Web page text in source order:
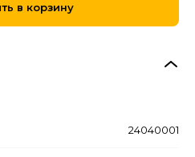
в корзину
24040001